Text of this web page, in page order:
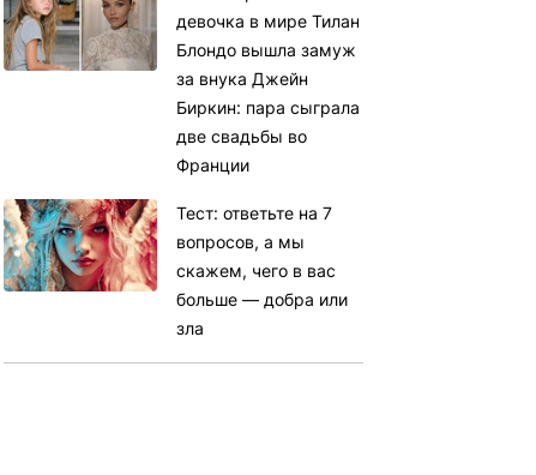
девочка в мире Тилан
Блондо вышла замуж
за внука Джейн
Биркин: пара сыграла
две свадьбы во
Франции
Тест: ответьте на 7
вопросов, а мы
скажем, чего в вас
больше — добра или
зла